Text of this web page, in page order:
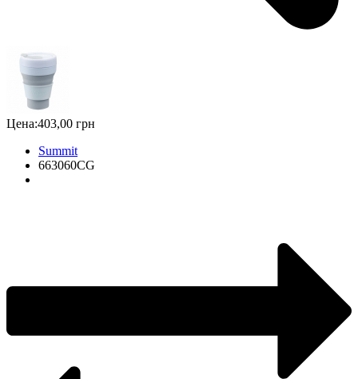
Цена:403,00 грн
Summit
663060CG